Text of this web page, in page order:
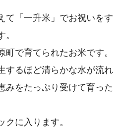
て「一升米」でお祝いをす
町で育てられたお米です。
するほど清らかな水が流れ
みをたっぷり受けて育った
に入ります。